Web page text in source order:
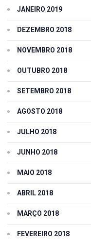
JANEIRO 2019
DEZEMBRO 2018
NOVEMBRO 2018
OUTUBRO 2018
SETEMBRO 2018
AGOSTO 2018
JULHO 2018
JUNHO 2018
MAIO 2018
ABRIL 2018
MARÇO 2018
FEVEREIRO 2018